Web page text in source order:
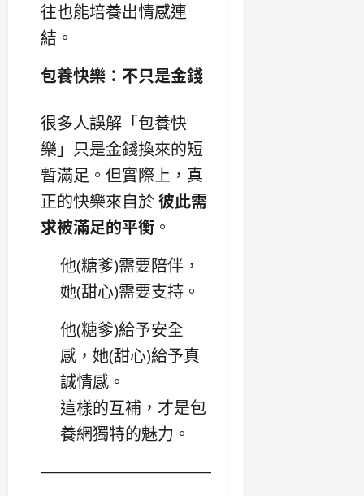
往也能培養出情感連
結。
包養快樂：不只是金錢
很多人誤解「包養快
樂」只是金錢換來的短
暫滿足。但實際上，真
正的快樂來自於彼此需
求被滿足的平衡 。
他(糖爹)需要陪伴，
她(甜心)需要支持。
他(糖爹)給予安全
感，她(甜心)給予真
誠情感。
這樣的互補，才是包
養網獨特的魅力。